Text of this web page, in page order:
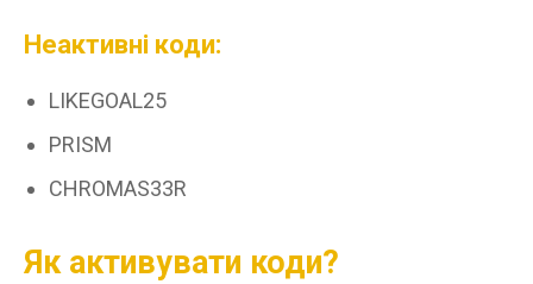
Неактивні коди:
LIKEGOAL25
PRISM
CHROMAS33R
Як активувати коди?